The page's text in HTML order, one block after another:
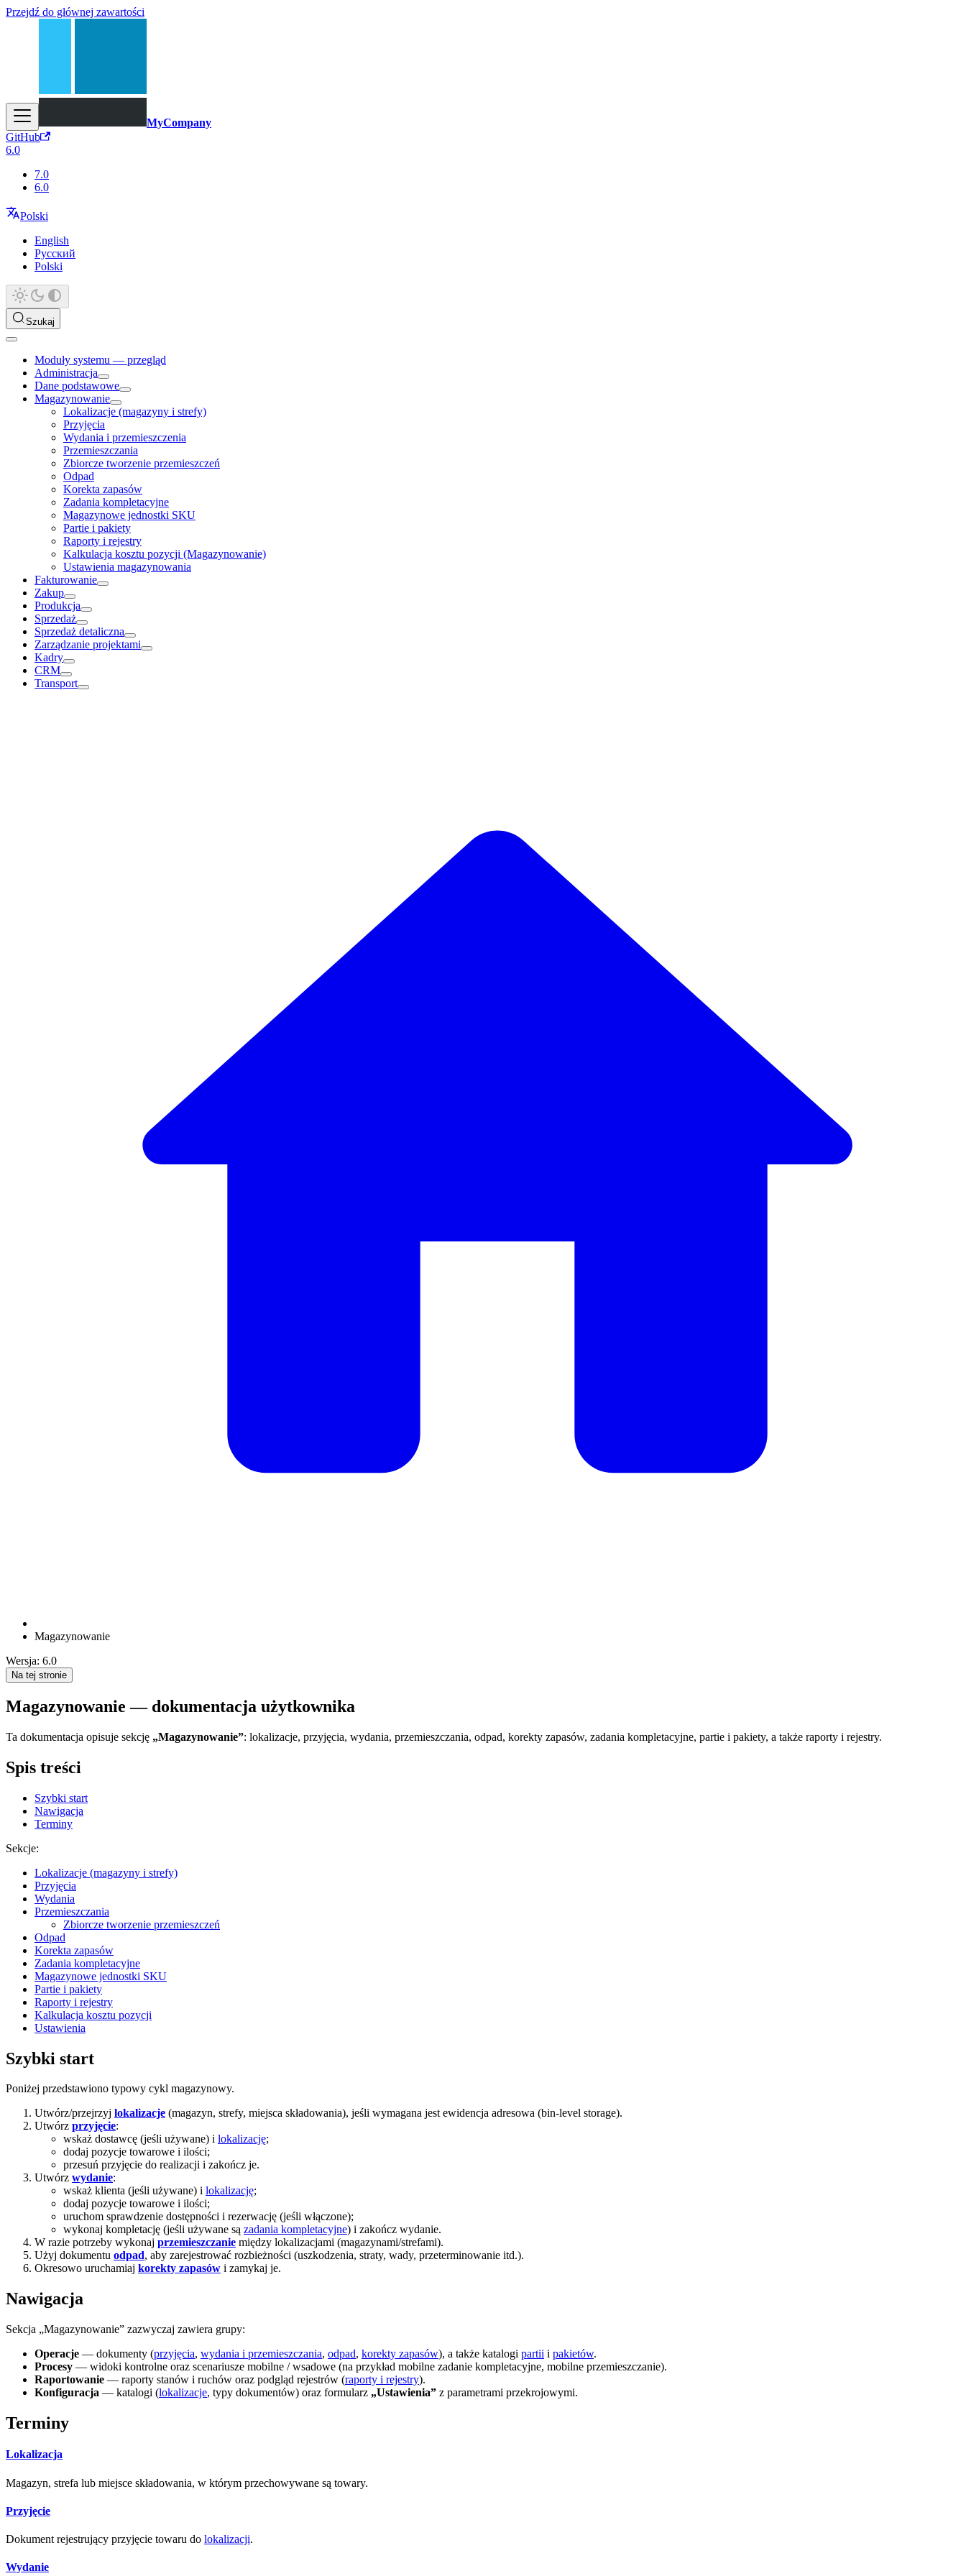
Przejdź do głównej zawartości
MyCompany
GitHub
6.0
7.0
6.0
Polski
English
Русский
Polski
Szukaj
Moduły systemu — przegląd
Administracja
Dane podstawowe
Magazynowanie
Lokalizacje (magazyny i strefy)
Przyjęcia
Wydania i przemieszczenia
Przemieszczania
Zbiorcze tworzenie przemieszczeń
Odpad
Korekta zapasów
Zadania kompletacyjne
Magazynowe jednostki SKU
Partie i pakiety
Raporty i rejestry
Kalkulacja kosztu pozycji (Magazynowanie)
Ustawienia magazynowania
Fakturowanie
Zakup
Produkcja
Sprzedaż
Sprzedaż detaliczna
Zarządzanie projektami
Kadry
CRM
Transport
Magazynowanie
Wersja: 6.0
Na tej stronie
Magazynowanie — dokumentacja użytkownika
Ta dokumentacja opisuje sekcję „Magazynowanie”: lokalizacje, przyjęcia, wydania, przemieszczania, odpad, korekty zapasów, zadania kompletacyjne, partie i pakiety, a także raporty i rejestry.
Spis treści
Szybki start
Nawigacja
Terminy
Sekcje:
Lokalizacje (magazyny i strefy)
Przyjęcia
Wydania
Przemieszczania
Zbiorcze tworzenie przemieszczeń
Odpad
Korekta zapasów
Zadania kompletacyjne
Magazynowe jednostki SKU
Partie i pakiety
Raporty i rejestry
Kalkulacja kosztu pozycji
Ustawienia
Szybki start
Poniżej przedstawiono typowy cykl magazynowy.
Utwórz/przejrzyj lokalizacje (magazyn, strefy, miejsca składowania), jeśli wymagana jest ewidencja adresowa (bin-level storage).
Utwórz przyjęcie:
wskaż dostawcę (jeśli używane) i lokalizację;
dodaj pozycje towarowe i ilości;
przesuń przyjęcie do realizacji i zakończ je.
Utwórz wydanie:
wskaż klienta (jeśli używane) i lokalizację;
dodaj pozycje towarowe i ilości;
uruchom sprawdzenie dostępności i rezerwację (jeśli włączone);
wykonaj kompletację (jeśli używane są zadania kompletacyjne) i zakończ wydanie.
W razie potrzeby wykonaj przemieszczanie między lokalizacjami (magazynami/strefami).
Użyj dokumentu odpad, aby zarejestrować rozbieżności (uszkodzenia, straty, wady, przeterminowanie itd.).
Okresowo uruchamiaj korekty zapasów i zamykaj je.
Nawigacja
Sekcja „Magazynowanie” zazwyczaj zawiera grupy:
Operacje — dokumenty (przyjęcia, wydania i przemieszczania, odpad, korekty zapasów), a także katalogi partii i pakietów.
Procesy — widoki kontrolne oraz scenariusze mobilne / wsadowe (na przykład mobilne zadanie kompletacyjne, mobilne przemieszczanie).
Raportowanie — raporty stanów i ruchów oraz podgląd rejestrów (raporty i rejestry).
Konfiguracja — katalogi (lokalizacje, typy dokumentów) oraz formularz „Ustawienia” z parametrami przekrojowymi.
Terminy
Lokalizacja
Magazyn, strefa lub miejsce składowania, w którym przechowywane są towary.
Przyjęcie
Dokument rejestrujący przyjęcie towaru do lokalizacji.
Wydanie